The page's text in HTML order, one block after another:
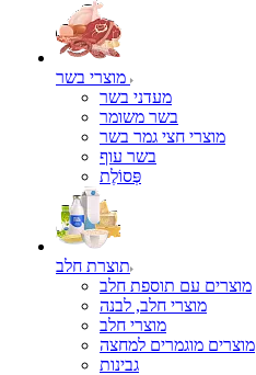
מעדני בשר
בשר משומר
מוצרי חצי גמר בשר
בשר עוף
פְּסוֹלֶת
תוצרת חלב
מוצרים עם תוספת חלב
מוצרי חלב, לבנה
מוצרי חלב
מוצרים מוגמרים למחצה
גבינות